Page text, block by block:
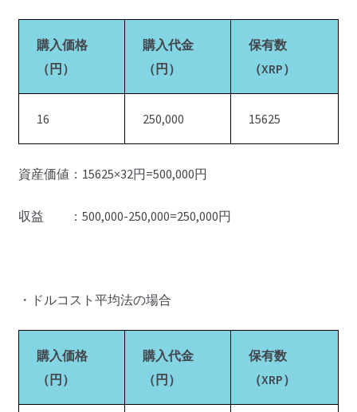
購入価格
（円）
購入代金
（円）
保有数
（XRP）
16 250,000 15625
資産価値：15625×32円=500,000円
収益 ：500,000-250,000=250,000円
・ドルコスト平均法の場合
購入価格
（円）
購入代金
（円）
保有数
（XRP）